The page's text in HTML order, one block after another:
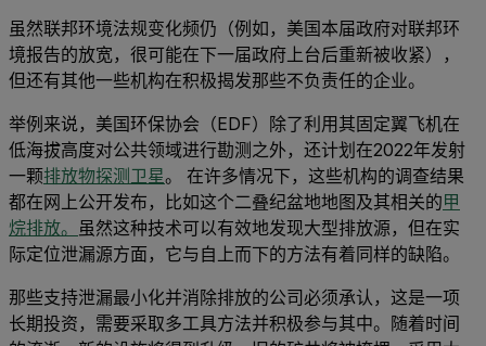
虽然联邦环境法规变化频仍（例如，美国本届政府对联邦环
境报告的放宽，很可能在下一届政府上台后重新被收紧），
但还有其他一些机构在积极揭发那些不负责任的企业。
举例来说，美国环保协会（EDF）除了利用其固定翼飞机在
低海拔高度对公共领域进行勘测之外，还计划在2022年发射
一颗排放物探测卫星。 在许多情况下，这些机构的调查结果
都在网上公开发布，比如这个二叠纪盆地地图及其相关的甲
烷排放。 虽然这种技术可以有效地发现大型排放源，但在实
际定位泄漏源方面，它与自上而下的方法有着同样的缺陷。
那些支持泄漏最小化并消除排放的公司必须承认，这是一项
长期投资，需要采取多工具方法并积极参与其中。随着时间